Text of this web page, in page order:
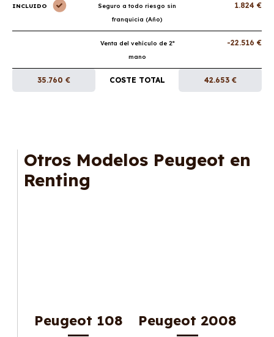
INCLUIDO
Seguro a todo riesgo sin
franquicia (Año)
1.824 €
Venta del vehículo de 2ª
mano
-22.516 €
35.760 € COSTE TOTAL 42.653 €
Otros Modelos Peugeot en
Renting
Peugeot 108 Peugeot 2008